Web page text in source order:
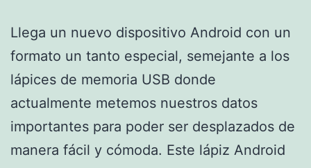
Llega un nuevo dispositivo Android con un
formato un tanto especial, semejante a los
lápices de memoria USB donde
actualmente metemos nuestros datos
importantes para poder ser desplazados de
manera fácil y cómoda. Este lápiz Android